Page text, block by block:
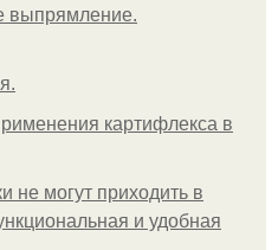
выпрямление.
картифлекса в
не могут приходить в
и удобная